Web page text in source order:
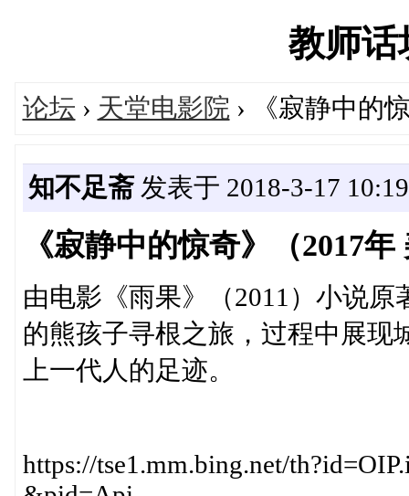
教师话
论坛 › 天堂电影院 › 《寂静中的
知不足斋发表于 2018-3-17
《寂静中的惊奇》（2017年
由电影《雨果》（2011）小说
的熊孩子寻根之旅，过程中展现
上一代人的足迹。
https://tse1.mm.bing.net/